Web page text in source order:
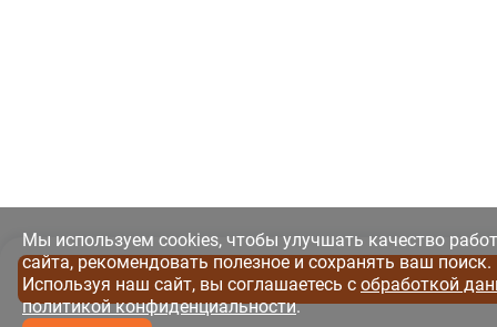
Мы используем cookies, чтобы улучшать качество
сайта, рекомендовать полезное и сохранять ваш поиск.
Используя наш сайт, вы соглашаетесь с обработкой
политикой конфиденциальности.